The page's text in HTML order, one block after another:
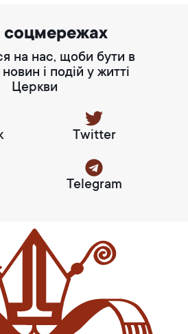
на нас, щоби бути в
новин і подій у житті
Церкви
Twitter
Telegram